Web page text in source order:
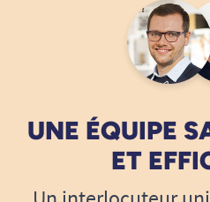
UNE ÉQUIPE
ET